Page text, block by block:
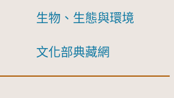
生物、生態與環境
文化部典藏網